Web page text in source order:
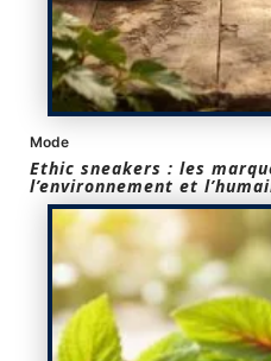
Mode
Ethic sneakers : les
l’environnement et